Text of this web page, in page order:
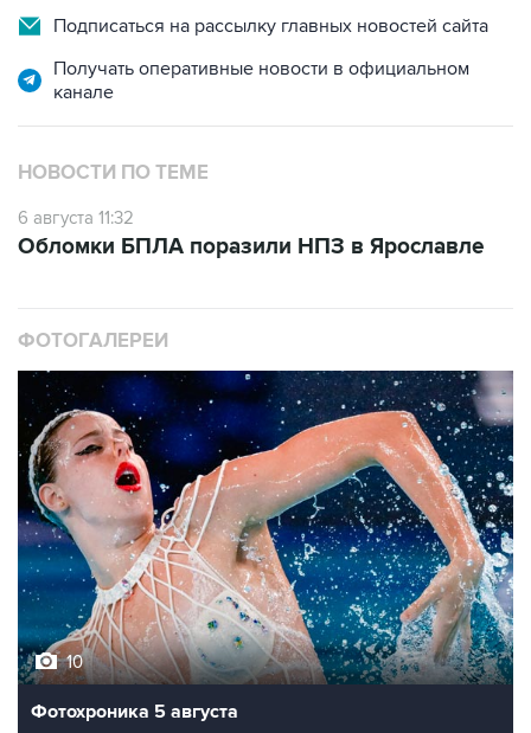
Подписаться на рассылку главных новостей сайта
Получать оперативные новости в официальном
канале
НОВОСТИ ПО ТЕМЕ
6 августа 11:32
Обломки БПЛА поразили НПЗ в Ярославле
ФОТОГАЛЕРЕИ
10
Фотохроника 5 августа